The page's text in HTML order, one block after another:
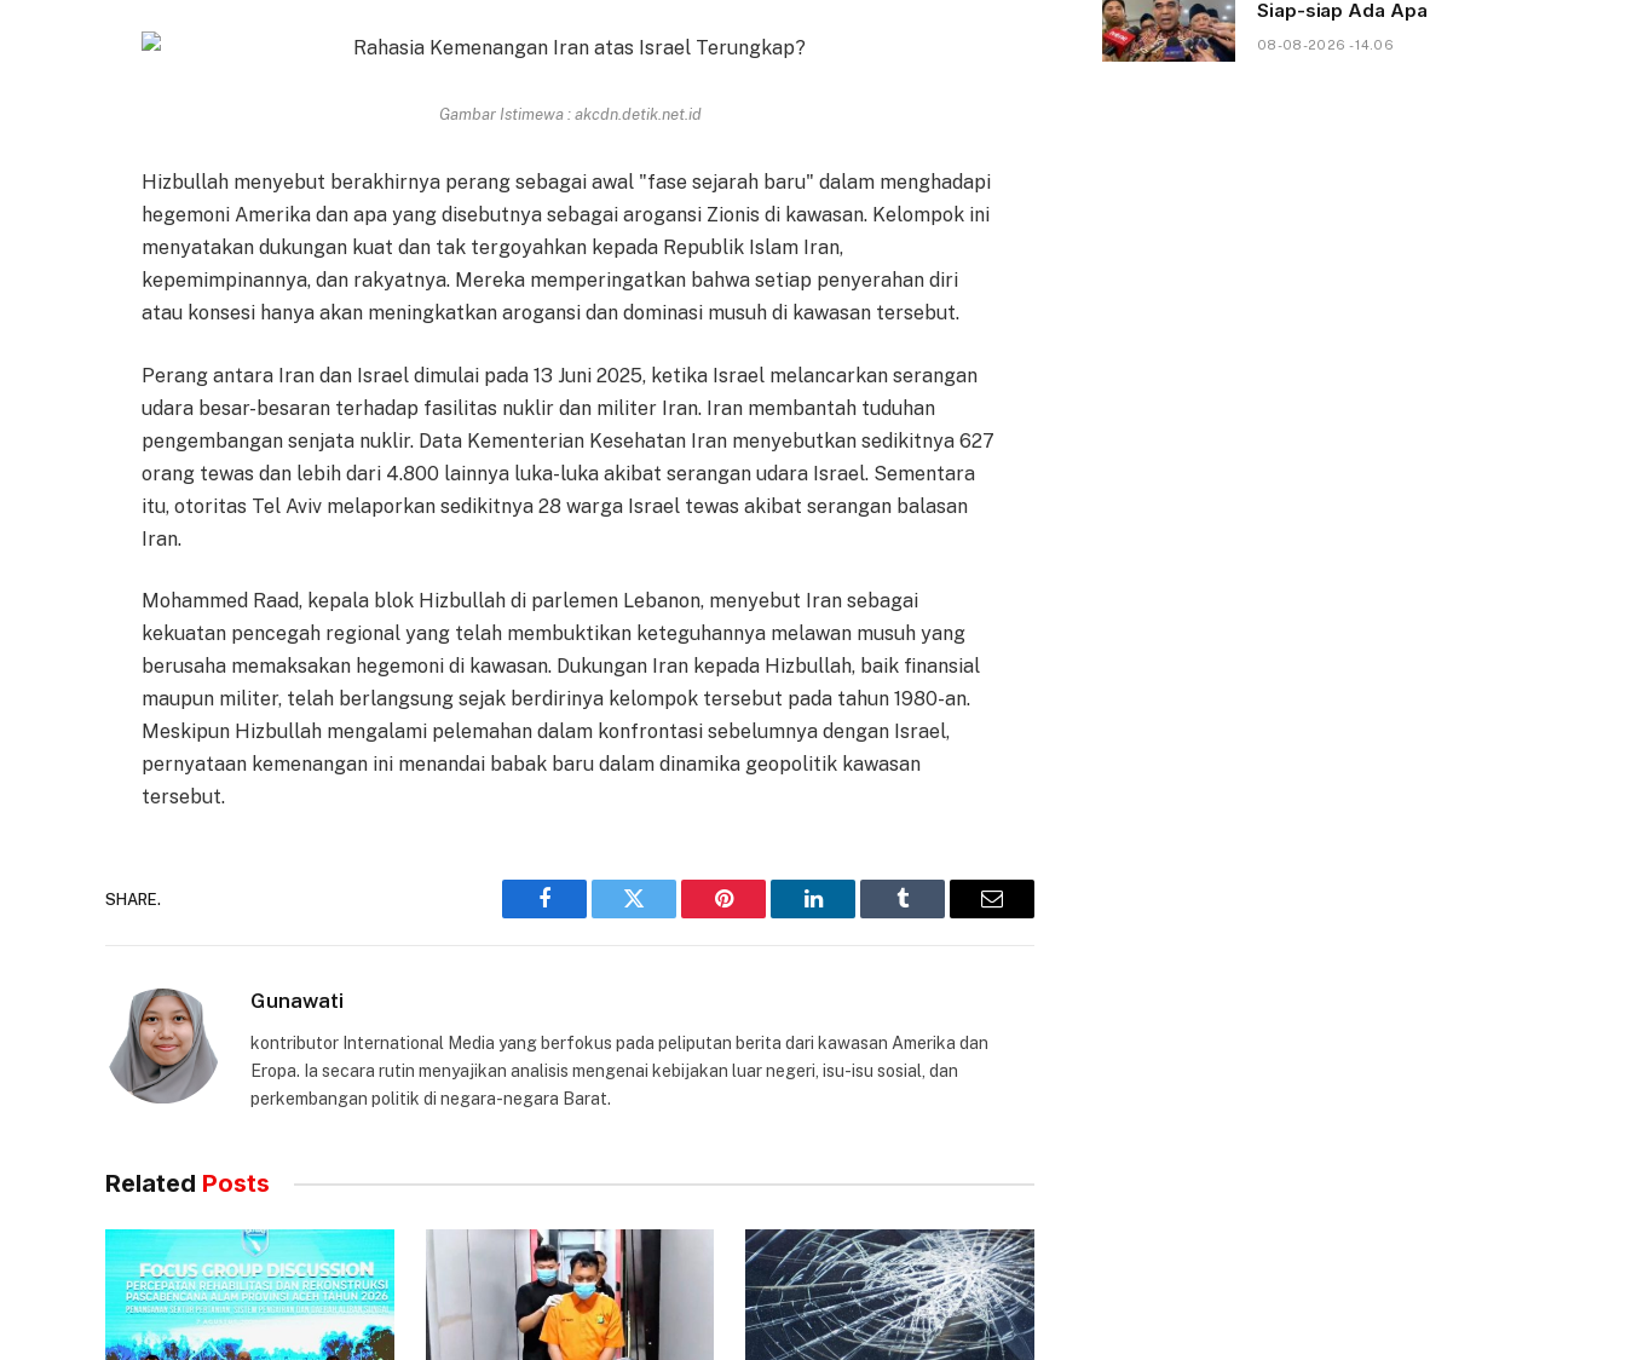
Gambar Istimewa : akcdn.detik.net.id
Hizbullah menyebut berakhirnya perang sebagai awal "fase sejarah baru" dalam menghadapi
hegemoni Amerika dan apa yang disebutnya sebagai arogansi Zionis di kawasan. Kelompok ini
menyatakan dukungan kuat dan tak tergoyahkan kepada Republik Islam Iran,
kepemimpinannya, dan rakyatnya. Mereka memperingatkan bahwa setiap penyerahan diri
atau konsesi hanya akan meningkatkan arogansi dan dominasi musuh di kawasan tersebut.
Perang antara Iran dan Israel dimulai pada 13 Juni 2025, ketika Israel melancarkan serangan
udara besar-besaran terhadap fasilitas nuklir dan militer Iran. Iran membantah tuduhan
pengembangan senjata nuklir. Data Kementerian Kesehatan Iran menyebutkan sedikitnya 627
orang tewas dan lebih dari 4.800 lainnya luka-luka akibat serangan udara Israel. Sementara
itu, otoritas Tel Aviv melaporkan sedikitnya 28 warga Israel tewas akibat serangan balasan
Iran.
Mohammed Raad, kepala blok Hizbullah di parlemen Lebanon, menyebut Iran sebagai
kekuatan pencegah regional yang telah membuktikan keteguhannya melawan musuh yang
berusaha memaksakan hegemoni di kawasan. Dukungan Iran kepada Hizbullah, baik finansial
maupun militer, telah berlangsung sejak berdirinya kelompok tersebut pada tahun 1980-an.
Meskipun Hizbullah mengalami pelemahan dalam konfrontasi sebelumnya dengan Israel,
pernyataan kemenangan ini menandai babak baru dalam dinamika geopolitik kawasan
tersebut.
SHARE.
Facebook Twitter Pinterest LinkedIn Tumblr Email
Gunawati
kontributor International Media yang berfokus pada peliputan berita dari kawasan Amerika dan
Eropa. Ia secara rutin menyajikan analisis mengenai kebijakan luar negeri, isu-isu sosial, dan
perkembangan politik di negara-negara Barat.
Related Posts
Siap-siap Ada Apa
08-08-2026 - 14.06